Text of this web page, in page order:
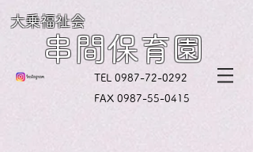
串間保育園
TEL 0987-72-0292
FAX 0987-55-0415
大乗福祉会